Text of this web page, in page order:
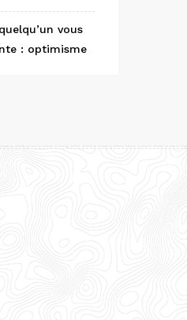
vous
: optimisme